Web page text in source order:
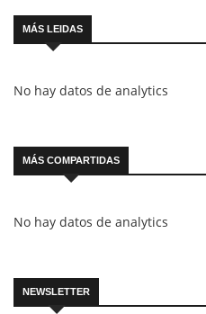
MÁS LEIDAS
No hay datos de analytics
MÁS COMPARTIDAS
No hay datos de analytics
NEWSLETTER